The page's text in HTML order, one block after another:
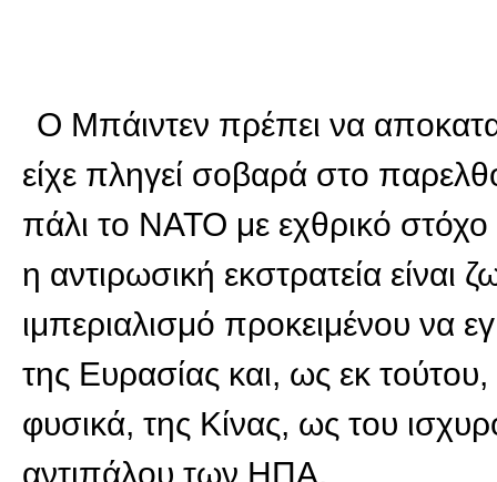
Ο Μπάιντεν πρέπει να
είχε πληγεί σοβαρά στο
πάλι το ΝΑΤΟ με εχθρικό
η αντιρωσική εκστρατεία είναι
ιμπεριαλισμό προκειμένου να
της Ευρασίας και, ως εκ
φυσικά, της Κίνας, ως του
αντιπάλου των HΠΑ.